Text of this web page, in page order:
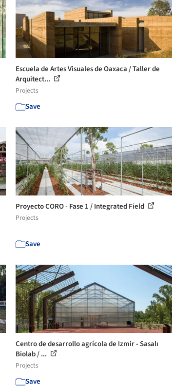
Escuela de Artes Visuales de Oaxaca / Taller de
Arquitect...
Projects
Save
Proyecto CORO - Fase 1 / Integrated Field
Projects
Save
Centro de desarrollo agrícola de Izmir - Sasalı
Biolab / ...
Projects
Save